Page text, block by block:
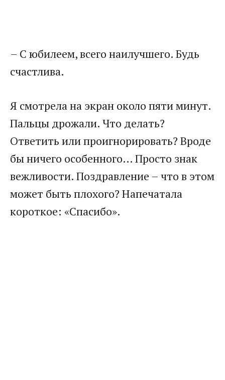
– С юбилеем, всего наилучшего. Будь
счастлива.
Я смотрела на экран около пяти минут.
Пальцы дрожали. Что делать?
Ответить или проигнорировать? Вроде
бы ничего особенного… Просто знак
вежливости. Поздравление – что в этом
может быть плохого? Напечатала
короткое: «Спасибо».